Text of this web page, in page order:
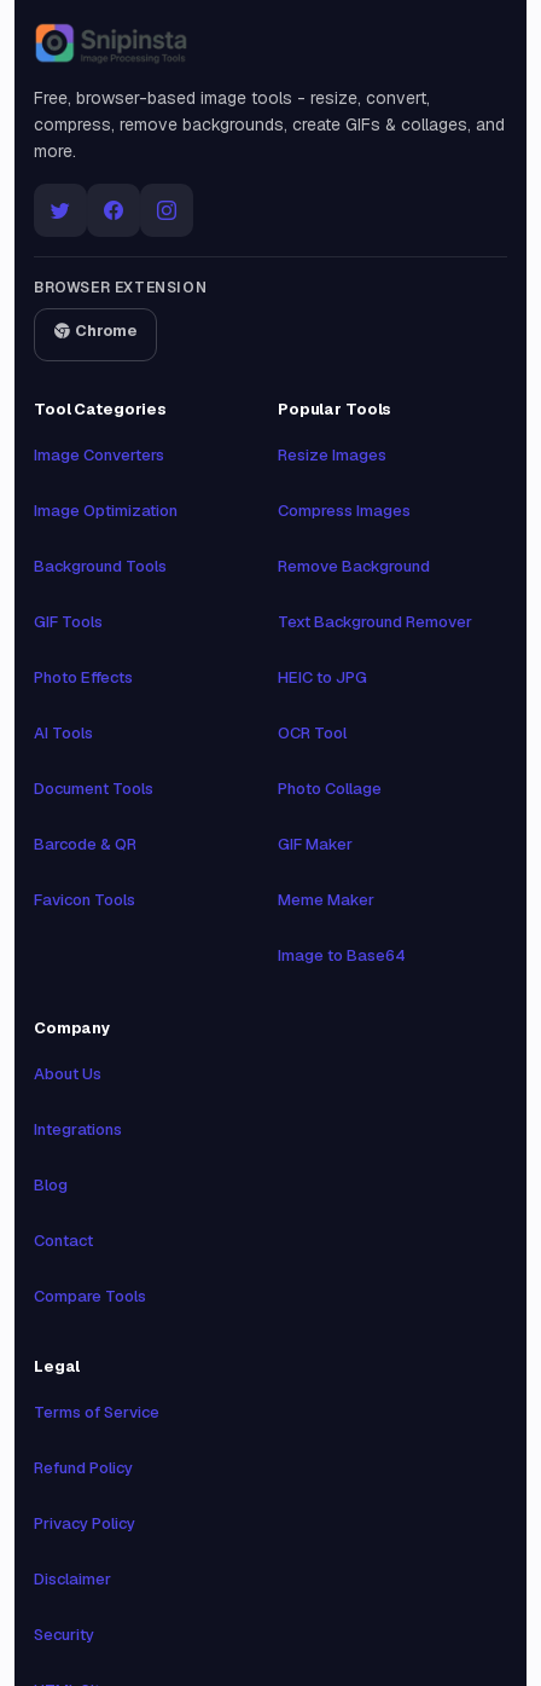
Snipinsta
Free, browser-based image tools - resize, convert,
compress, remove backgrounds, create GIFs & collages, and
more.
BROWSER EXTENSION
Chrome
Tool Categories
Image Converters
Image Optimization
Background Tools
GIF Tools
Photo Effects
AI Tools
Document Tools
Barcode & QR
Favicon Tools
Popular Tools
Resize Images
Compress Images
Remove Background
Text Background Remover
HEIC to JPG
OCR Tool
Photo Collage
GIF Maker
Meme Maker
Image to Base64
Company
About Us
Integrations
Blog
Contact
Compare Tools
Legal
Terms of Service
Refund Policy
Privacy Policy
Disclaimer
Security